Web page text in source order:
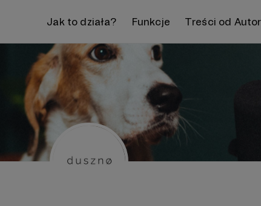
Jak to działa? Funkcje Treści od